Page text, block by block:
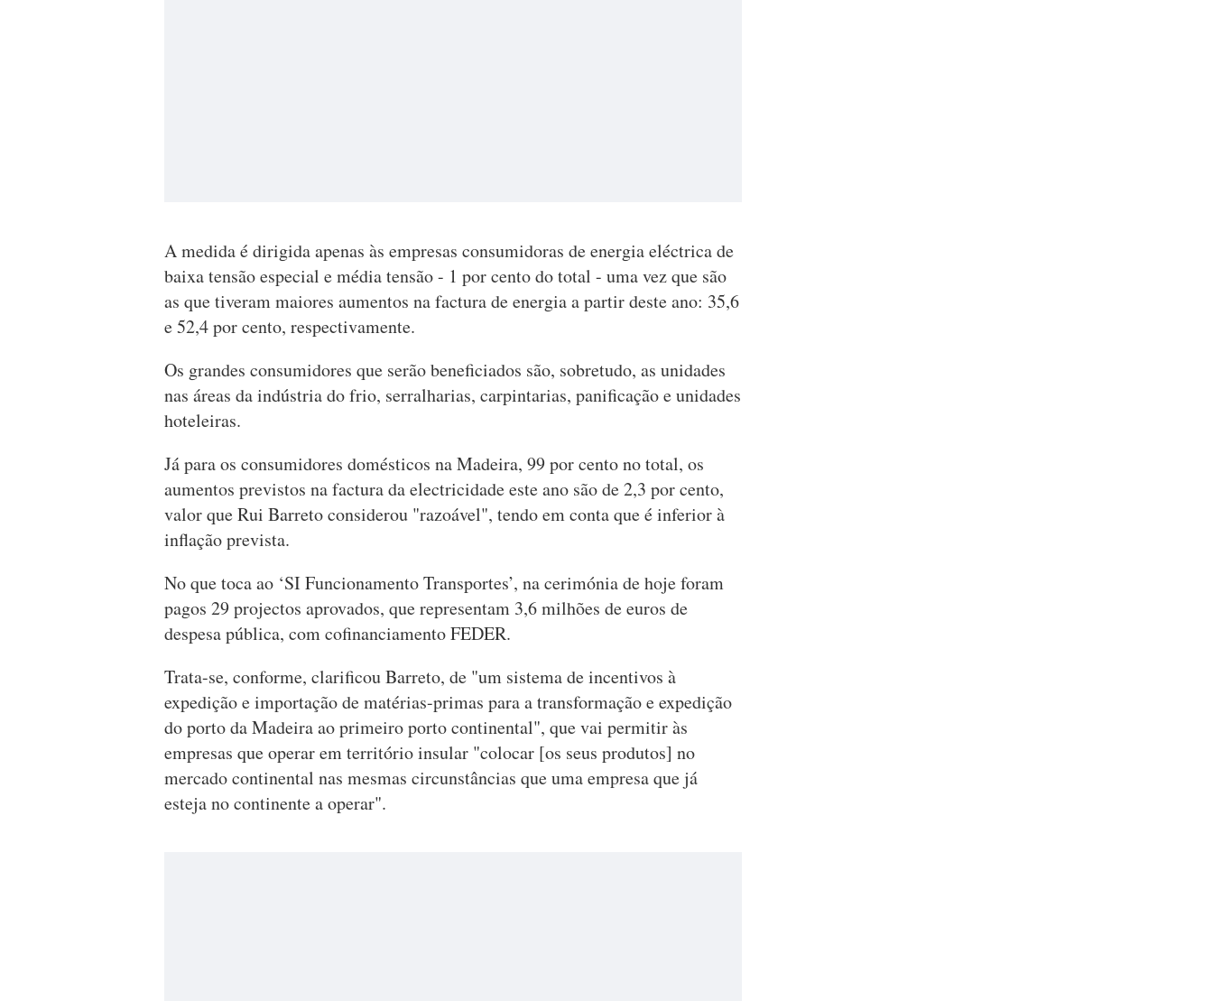
A medida é dirigida apenas às empresas consumidoras de energia eléctrica de
baixa tensão especial e média tensão - 1 por cento do total - uma vez que são
as que tiveram maiores aumentos na factura de energia a partir deste ano: 35,6
e 52,4 por cento, respectivamente.
Os grandes consumidores que serão beneficiados são, sobretudo, as unidades
nas áreas da indústria do frio, serralharias, carpintarias, panificação e unidades
hoteleiras.
Já para os consumidores domésticos na Madeira, 99 por cento no total, os
aumentos previstos na factura da electricidade este ano são de 2,3 por cento,
valor que Rui Barreto considerou "razoável", tendo em conta que é inferior à
inflação prevista.
No que toca ao ‘SI Funcionamento Transportes’, na cerimónia de hoje foram
pagos 29 projectos aprovados, que representam 3,6 milhões de euros de
despesa pública, com cofinanciamento FEDER.
Trata-se, conforme, clarificou Barreto, de "um sistema de incentivos à
expedição e importação de matérias-primas para a transformação e expedição
do porto da Madeira ao primeiro porto continental", que vai permitir às
empresas que operar em território insular "colocar [os seus produtos] no
mercado continental nas mesmas circunstâncias que uma empresa que já
esteja no continente a operar".